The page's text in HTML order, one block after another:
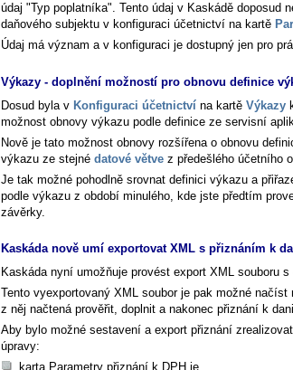
údaj "Typ poplatníka". Tento údaj v Kaskádě doposud
daňového subjektu v konfiguraci účetnictví na kartě
Údaj má význam a v konfiguraci je dostupný jen pro
Výkazy - doplnění možností pro obnovu definice
Dosud byla v Konfiguraci účetnictví na kartě Výkazy
možnost obnovy výkazu podle definice ze servisní
Nově je tato možnost obnovy rozšířena o obnovu
výkazu ze stejné datové větve z předešlého účetního
Je tak možné pohodlně srovnat definici výkazu a
podle výkazu z období minulého, kde jste předtím
závěrky.
Kaskáda nově umí exportovat XML s přiznáním k
Kaskáda nyní umožňuje provést export XML souboru s
Tento vyexportovaný XML soubor je pak možné načíst
z něj načtená prověřit, doplnit a nakonec přiznání k
Aby bylo možné sestavení a export přiznání
úpravy:
karta Parametry přiznání k DPH je